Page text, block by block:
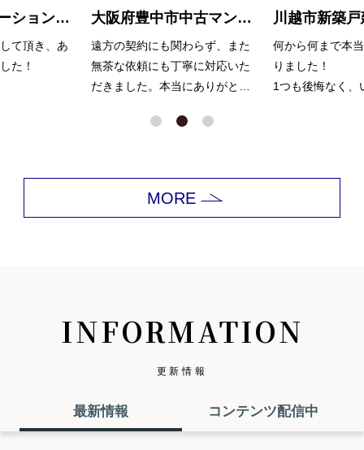
大阪府豊中市中古マンション購入Y様
らず、また
に対応いた
川越市新築戸建購入 A様
何から何まで本当にお世話にな
りました！
1つも後悔なく、いい家が見つ
と思っています。
親切で親身に対
りがとうござい
MORE
INFORMATION
更新情報
最新情報 コンテンツ配信中